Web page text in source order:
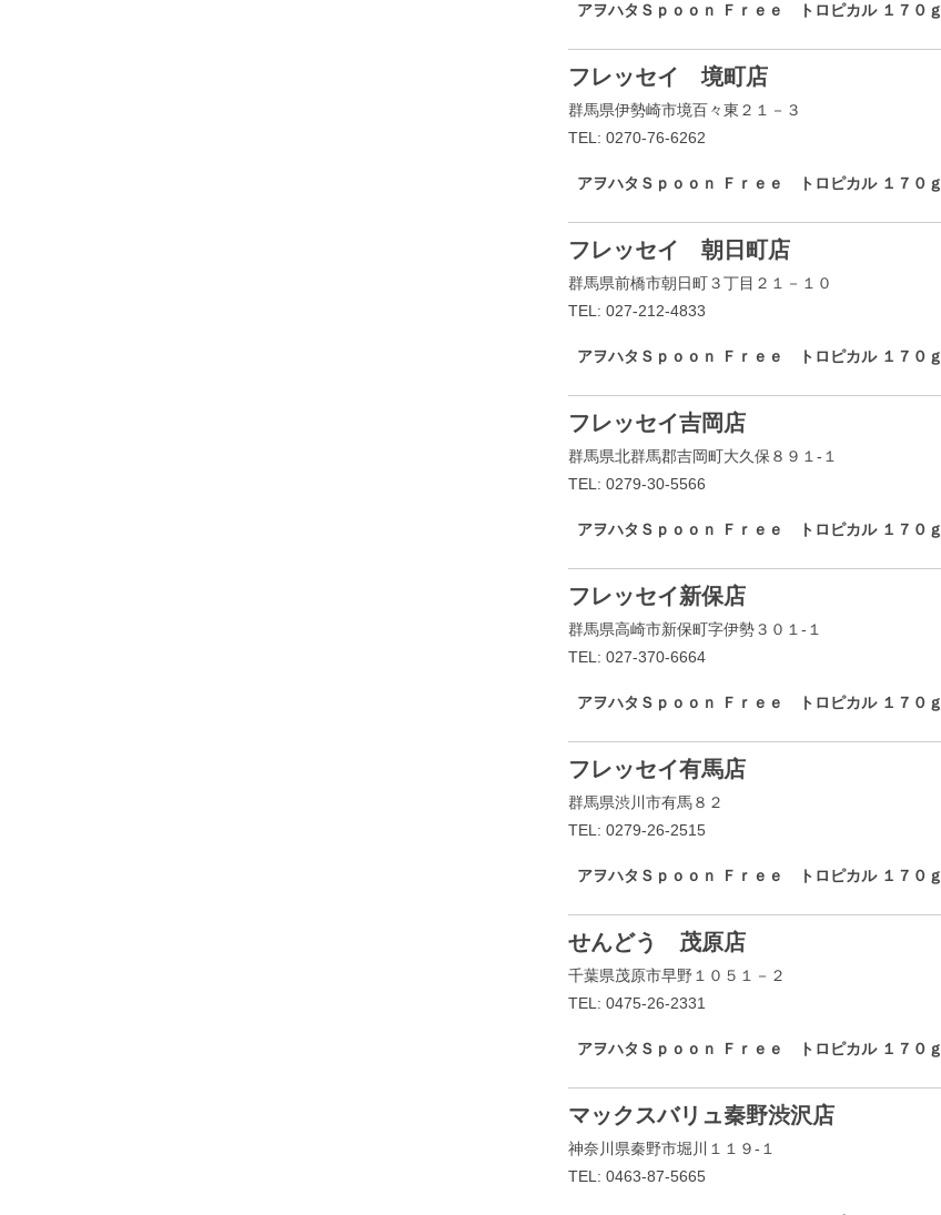
アヲハタＳｐｏｏｎ Ｆｒｅｅ トロピカル １７０ｇ
フレッセイ 境町店
群馬県伊勢崎市境百々東２１－３
TEL: 0270-76-6262
アヲハタＳｐｏｏｎ Ｆｒｅｅ トロピカル １７０ｇ
フレッセイ 朝日町店
群馬県前橋市朝日町３丁目２１－１０
TEL: 027-212-4833
アヲハタＳｐｏｏｎ Ｆｒｅｅ トロピカル １７０ｇ
フレッセイ吉岡店
群馬県北群馬郡吉岡町大久保８９１-１
TEL: 0279-30-5566
アヲハタＳｐｏｏｎ Ｆｒｅｅ トロピカル １７０ｇ
フレッセイ新保店
群馬県高崎市新保町字伊勢３０１-１
TEL: 027-370-6664
アヲハタＳｐｏｏｎ Ｆｒｅｅ トロピカル １７０ｇ
フレッセイ有馬店
群馬県渋川市有馬８２
TEL: 0279-26-2515
アヲハタＳｐｏｏｎ Ｆｒｅｅ トロピカル １７０ｇ
せんどう 茂原店
千葉県茂原市早野１０５１－２
TEL: 0475-26-2331
アヲハタＳｐｏｏｎ Ｆｒｅｅ トロピカル １７０ｇ
マックスバリュ秦野渋沢店
神奈川県秦野市堀川１１９-１
TEL: 0463-87-5665